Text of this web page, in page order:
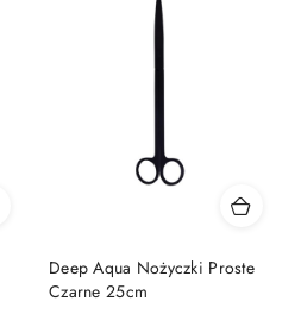
Deep Aqua Nożyczki Proste
Czarne 25cm